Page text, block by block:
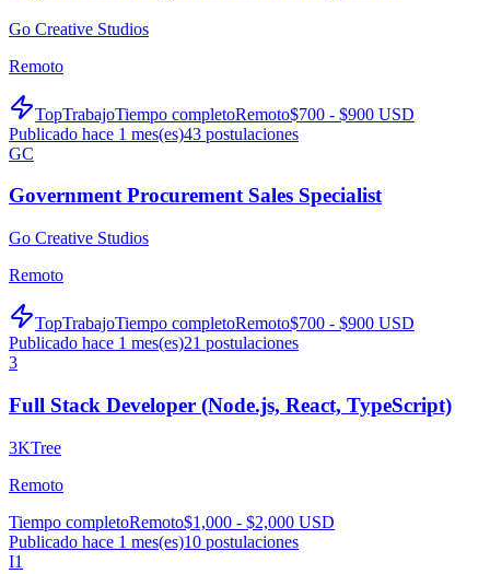
Go Creative Studios
Remoto
TopTrabajoTiempo completoRemoto$700 - $900 USD
Publicado hace 1 mes(es)43 postulaciones
GC
Government Procurement Sales Specialist
Go Creative Studios
Remoto
TopTrabajoTiempo completoRemoto$700 - $900 USD
Publicado hace 1 mes(es)21 postulaciones
3
Full Stack Developer (Node.js, React, TypeScript)
3KTree
Remoto
Tiempo completoRemoto$1,000 - $2,000 USD
Publicado hace 1 mes(es)10 postulaciones
I1